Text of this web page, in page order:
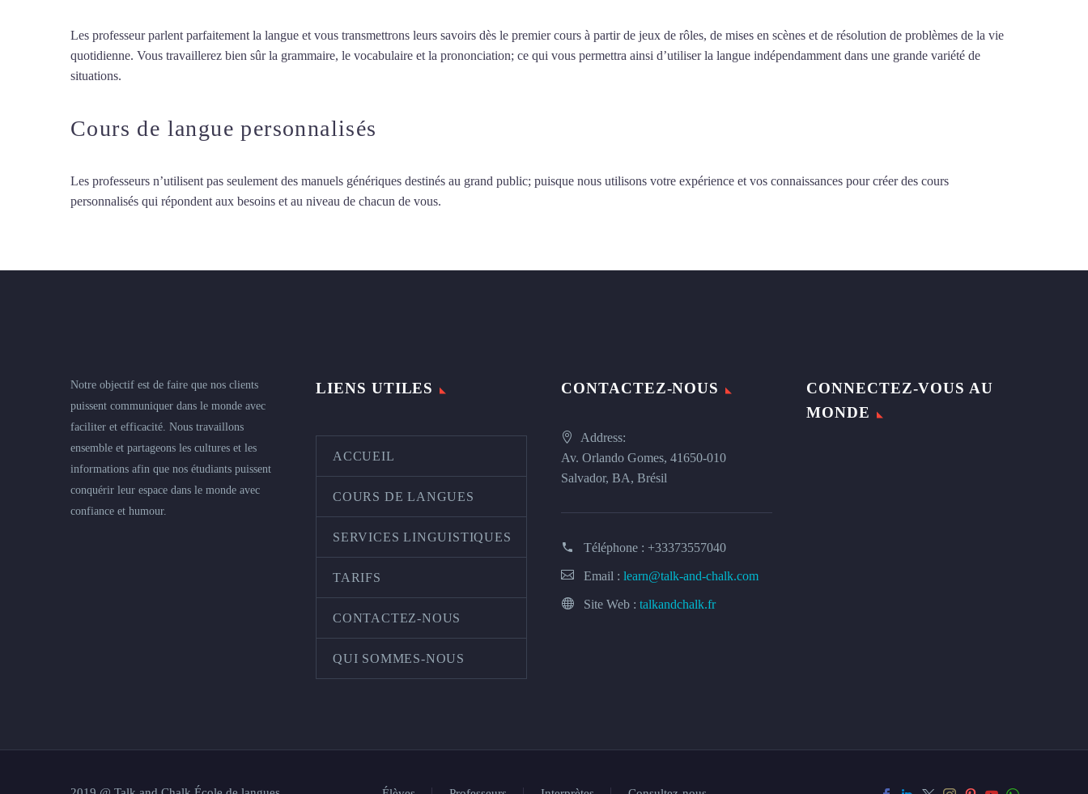
Les professeur parlent parfaitement la langue et vous transmettrons leurs savoirs dès le premier cours à partir de jeux de rôles, de mises en scènes et de résolution de problèmes de la vie
quotidienne. Vous travaillerez bien sûr la grammaire, le vocabulaire et la prononciation; ce qui vous permettra ainsi d’utiliser la langue indépendamment dans une grande variété de
situations.
Cours de langue personnalisés
Les professeurs n’utilisent pas seulement des manuels génériques destinés au grand public; puisque nous utilisons votre expérience et vos connaissances pour créer des cours
personnalisés qui répondent aux besoins et au niveau de chacun de vous.
Notre objectif est de faire que nos clients
puissent communiquer dans le monde avec
faciliter et efficacité. Nous travaillons
ensemble et partageons les cultures et les
informations afin que nos étudiants puissent
conquérir leur espace dans le monde avec
confiance et humour.
LIENS UTILES
ACCUEIL
COURS DE LANGUES
SERVICES LINGUISTIQUES
TARIFS
CONTACTEZ-NOUS
QUI SOMMES-NOUS
CONTACTEZ-NOUS
Address:
Av. Orlando Gomes, 41650-010
Salvador, BA, Brésil
Téléphone : +33373557040
Email : learn@talk-and-chalk.com
Site Web : talkandchalk.fr
CONNECTEZ-VOUS AU
MONDE